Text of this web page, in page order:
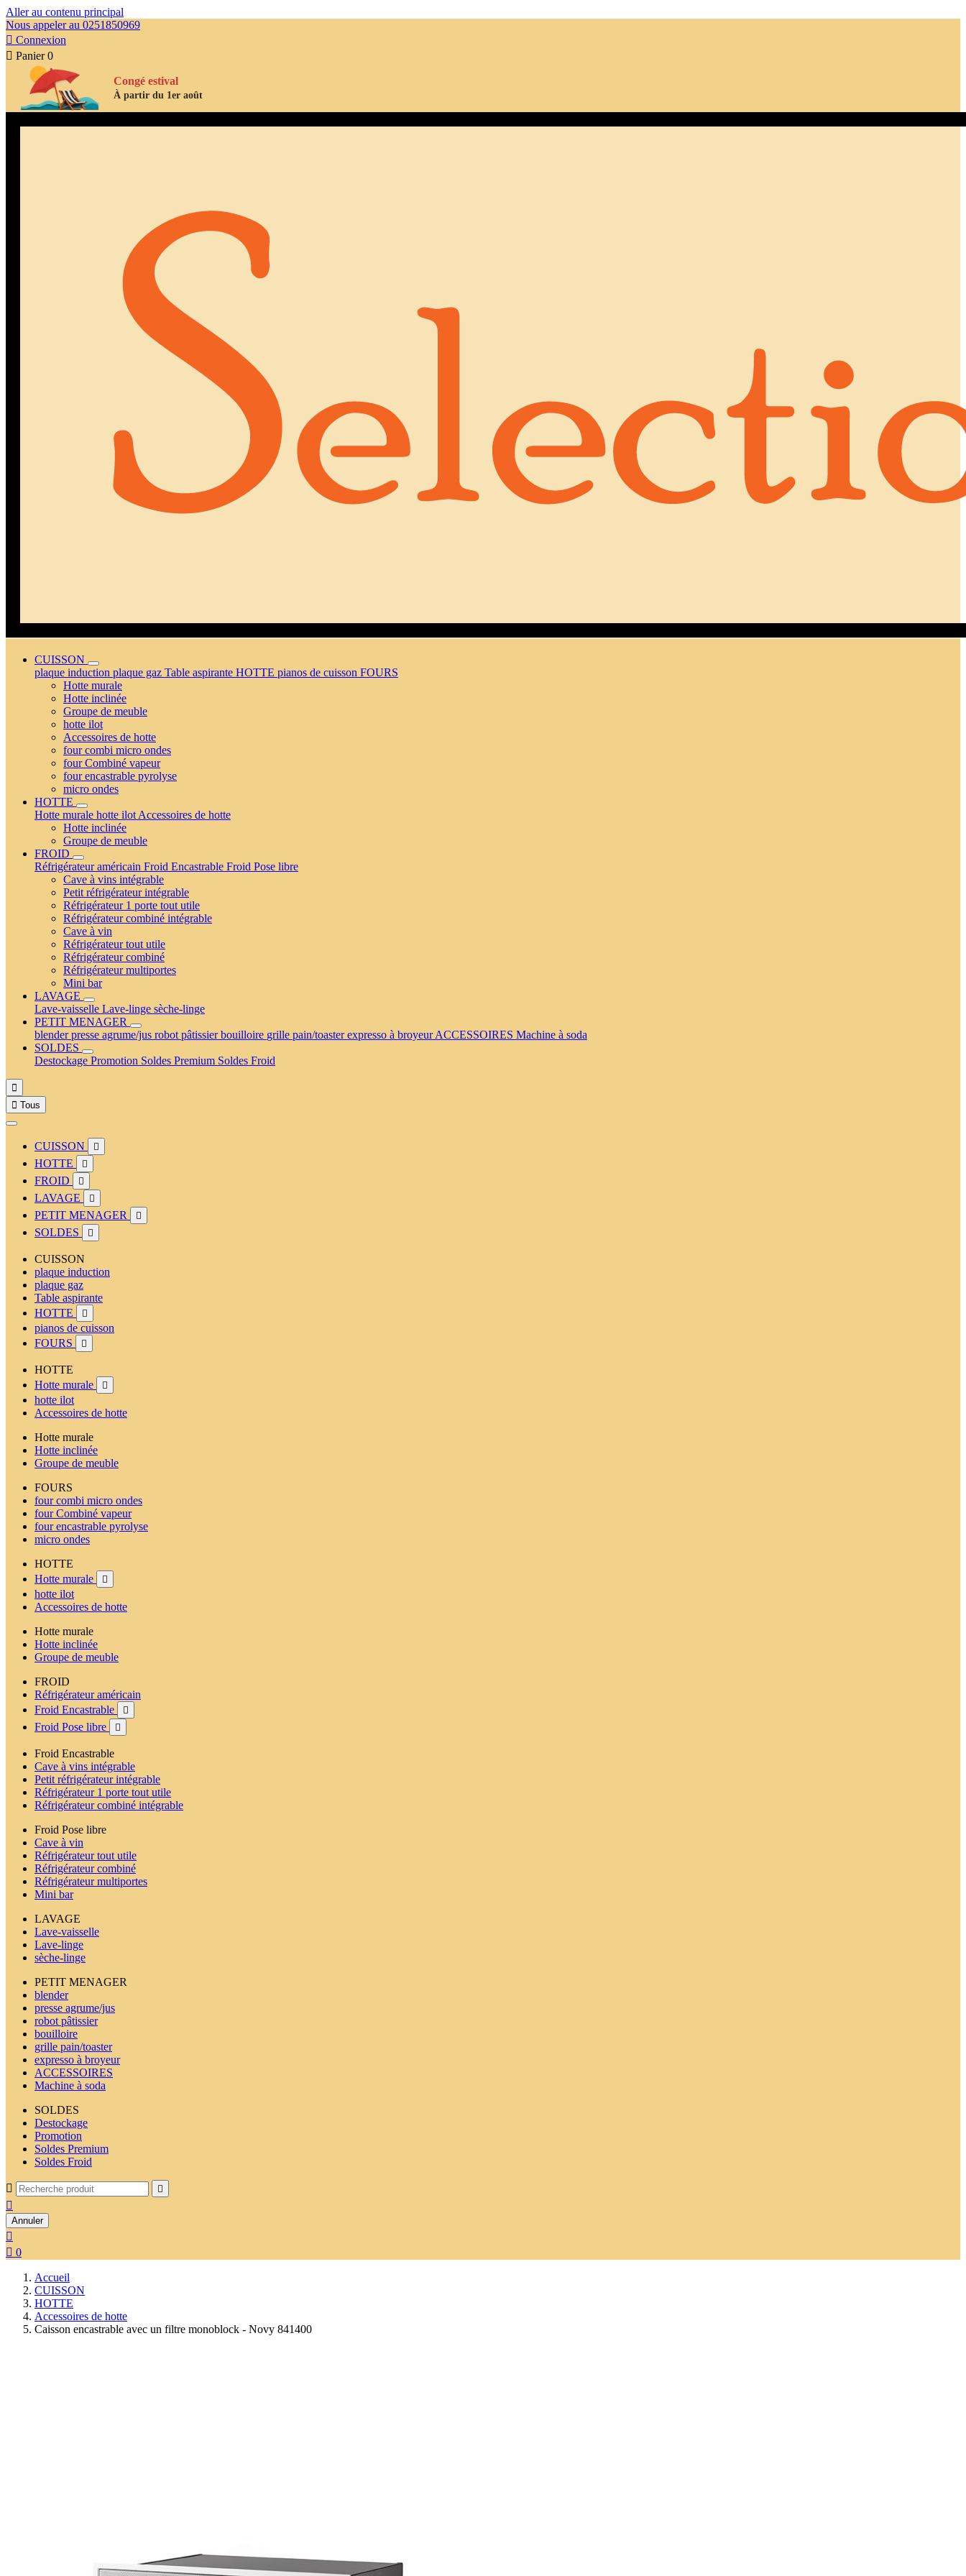
Aller au contenu principal
Nous appeler au 0251850969
 Connexion
 Panier 0
Congé estival
À partir du 1er août
CUISSON
plaque induction plaque gaz Table aspirante HOTTE pianos de cuisson FOURS
Hotte murale
Hotte inclinée
Groupe de meuble
hotte ilot
Accessoires de hotte
four combi micro ondes
four Combiné vapeur
four encastrable pyrolyse
micro ondes
HOTTE
Hotte murale hotte ilot Accessoires de hotte
Hotte inclinée
Groupe de meuble
FROID
Réfrigérateur américain Froid Encastrable Froid Pose libre
Cave à vins intégrable
Petit réfrigérateur intégrable
Réfrigérateur 1 porte tout utile
Réfrigérateur combiné intégrable
Cave à vin
Réfrigérateur tout utile
Réfrigérateur combiné
Réfrigérateur multiportes
Mini bar
LAVAGE
Lave-vaisselle Lave-linge sèche-linge
PETIT MENAGER
blenderpresse agrume/jus robot pâtissierbouilloire grille pain/toasterexpresso à broyeurACCESSOIRES Machine à soda
SOLDES
Destockage Promotion Soldes Premium Soldes Froid

 Tous
CUISSON 
HOTTE 
FROID 
LAVAGE 
PETIT MENAGER 
SOLDES 
CUISSON
plaque induction
plaque gaz
Table aspirante
HOTTE

pianos de cuisson
FOURS

HOTTE
Hotte murale

hotte ilot
Accessoires de hotte
Hotte murale
Hotte inclinée
Groupe de meuble
FOURS
four combi micro ondes
four Combiné vapeur
four encastrable pyrolyse
micro ondes
HOTTE
Hotte murale

hotte ilot
Accessoires de hotte
Hotte murale
Hotte inclinée
Groupe de meuble
FROID
Réfrigérateur américain
Froid Encastrable

Froid Pose libre 
Froid Encastrable
Cave à vins intégrable
Petit réfrigérateur intégrable
Réfrigérateur 1 porte tout utile
Réfrigérateur combiné intégrable
Froid Pose libre
Cave à vin
Réfrigérateur tout utile
Réfrigérateur combiné
Réfrigérateur multiportes
Mini bar
LAVAGE
Lave-vaisselle
Lave-linge
sèche-linge
PETIT MENAGER
blender
presse agrume/jus
robot pâtissier
bouilloire
grille pain/toaster
expresso à broyeur
ACCESSOIRES
Machine à soda
SOLDES
Destockage
Promotion
Soldes Premium
Soldes Froid
 

Annuler

 0
Accueil
CUISSON
HOTTE
Accessoires de hotte
Caisson encastrable avec un filtre monoblock - Novy 841400